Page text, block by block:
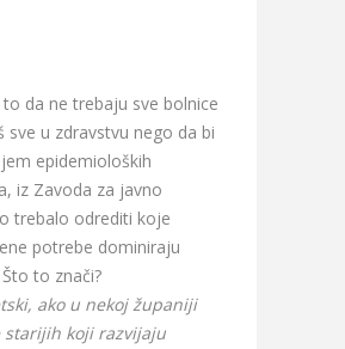
da ne trebaju sve bolnice
sve u zdravstvu nego da bi
epidemioloških
iz Zavoda za javno
trebalo odrediti koje
potrebe dominiraju
to znači?
ako u nekoj županiji
starijih koji razvijaju